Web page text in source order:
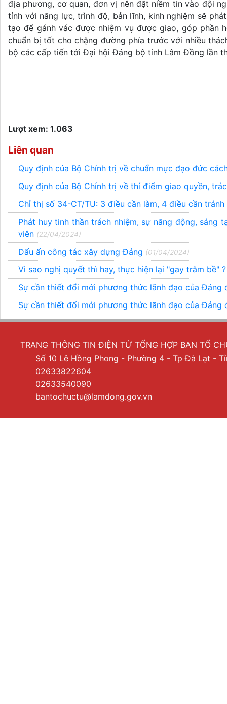
địa phương, cơ quan, đơn vị nên đặt niềm tin vào đội
tỉnh với năng lực, trình độ, bản lĩnh, kinh nghiệm sẽ
tạo để gánh vác được nhiệm vụ được giao, góp phần
chuẩn bị tốt cho chặng đường phía trước với nhiều
bộ các cấp tiến tới Đại hội Đảng bộ tỉnh Lâm Đồng lần
Lượt xem: 1.063
Liên quan
Quy định của Bộ Chính trị về chuẩn mực đạo đức
Quy định của Bộ Chính trị về thí điểm giao quyền,
Chỉ thị số 34-CT/TU: 3 điều cần làm, 4 điều cần tránh
Phát huy tinh thần trách nhiệm, sự năng động, sáng
viên (22/04/2024)
Dấu ấn công tác xây dựng Đảng (01/04/2024)
Vì sao nghị quyết thì hay, thực hiện lại "gay trăm bề"
Sự cần thiết đổi mới phương thức lãnh đạo của
Sự cần thiết đổi mới phương thức lãnh đạo của
TRANG THÔNG TIN ĐIỆN TỬ TỔNG HỢP BAN TỔ
Số 10 Lê Hồng Phong - Phường 4 - Tp Đà Lạt -
02633822604
02633540090
bantochuctu@lamdong.gov.vn